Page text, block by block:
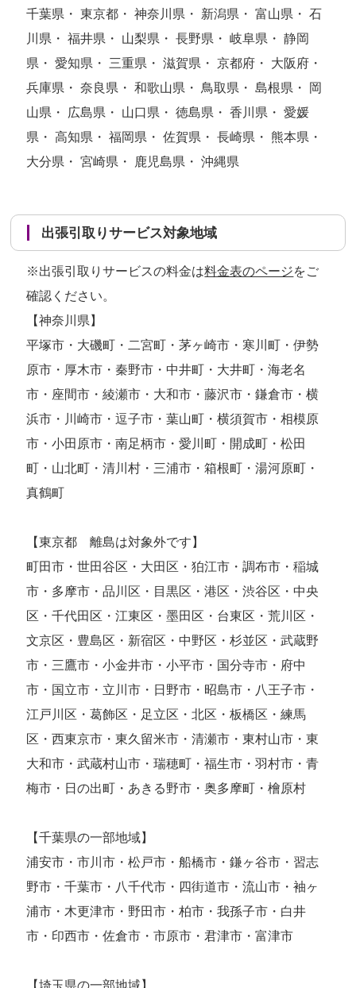
千葉県・ 東京都・ 神奈川県・ 新潟県・ 富山県・ 石
川県・ 福井県・ 山梨県・ 長野県・ 岐阜県・ 静岡
県・ 愛知県・ 三重県・ 滋賀県・ 京都府・ 大阪府・
兵庫県・ 奈良県・ 和歌山県・ 鳥取県・ 島根県・ 岡
山県・ 広島県・ 山口県・ 徳島県・ 香川県・ 愛媛
県・ 高知県・ 福岡県・ 佐賀県・ 長崎県・ 熊本県・
大分県・ 宮崎県・ 鹿児島県・ 沖縄県
出張引取りサービス対象地域
※出張引取りサービスの料金は料金表のページをご
確認ください。
【神奈川県】
平塚市・大磯町・二宮町・茅ヶ崎市・寒川町・伊勢
原市・厚木市・秦野市・中井町・大井町・海老名
市・座間市・綾瀬市・大和市・藤沢市・鎌倉市・横
浜市・川崎市・逗子市・葉山町・横須賀市・相模原
市・小田原市・南足柄市・愛川町・開成町・松田
町・山北町・清川村・三浦市・箱根町・湯河原町・
真鶴町
【東京都 離島は対象外です】
町田市・世田谷区・大田区・狛江市・調布市・稲城
市・多摩市・品川区・目黒区・港区・渋谷区・中央
区・千代田区・江東区・墨田区・台東区・荒川区・
文京区・豊島区・新宿区・中野区・杉並区・武蔵野
市・三鷹市・小金井市・小平市・国分寺市・府中
市・国立市・立川市・日野市・昭島市・八王子市・
江戸川区・葛飾区・足立区・北区・板橋区・練馬
区・西東京市・東久留米市・清瀬市・東村山市・東
大和市・武蔵村山市・瑞穂町・福生市・羽村市・青
梅市・日の出町・あきる野市・奥多摩町・檜原村
【千葉県の一部地域】
浦安市・市川市・松戸市・船橋市・鎌ヶ谷市・習志
野市・千葉市・八千代市・四街道市・流山市・袖ヶ
浦市・木更津市・野田市・柏市・我孫子市・白井
市・印西市・佐倉市・市原市・君津市・富津市
【埼玉県の一部地域】